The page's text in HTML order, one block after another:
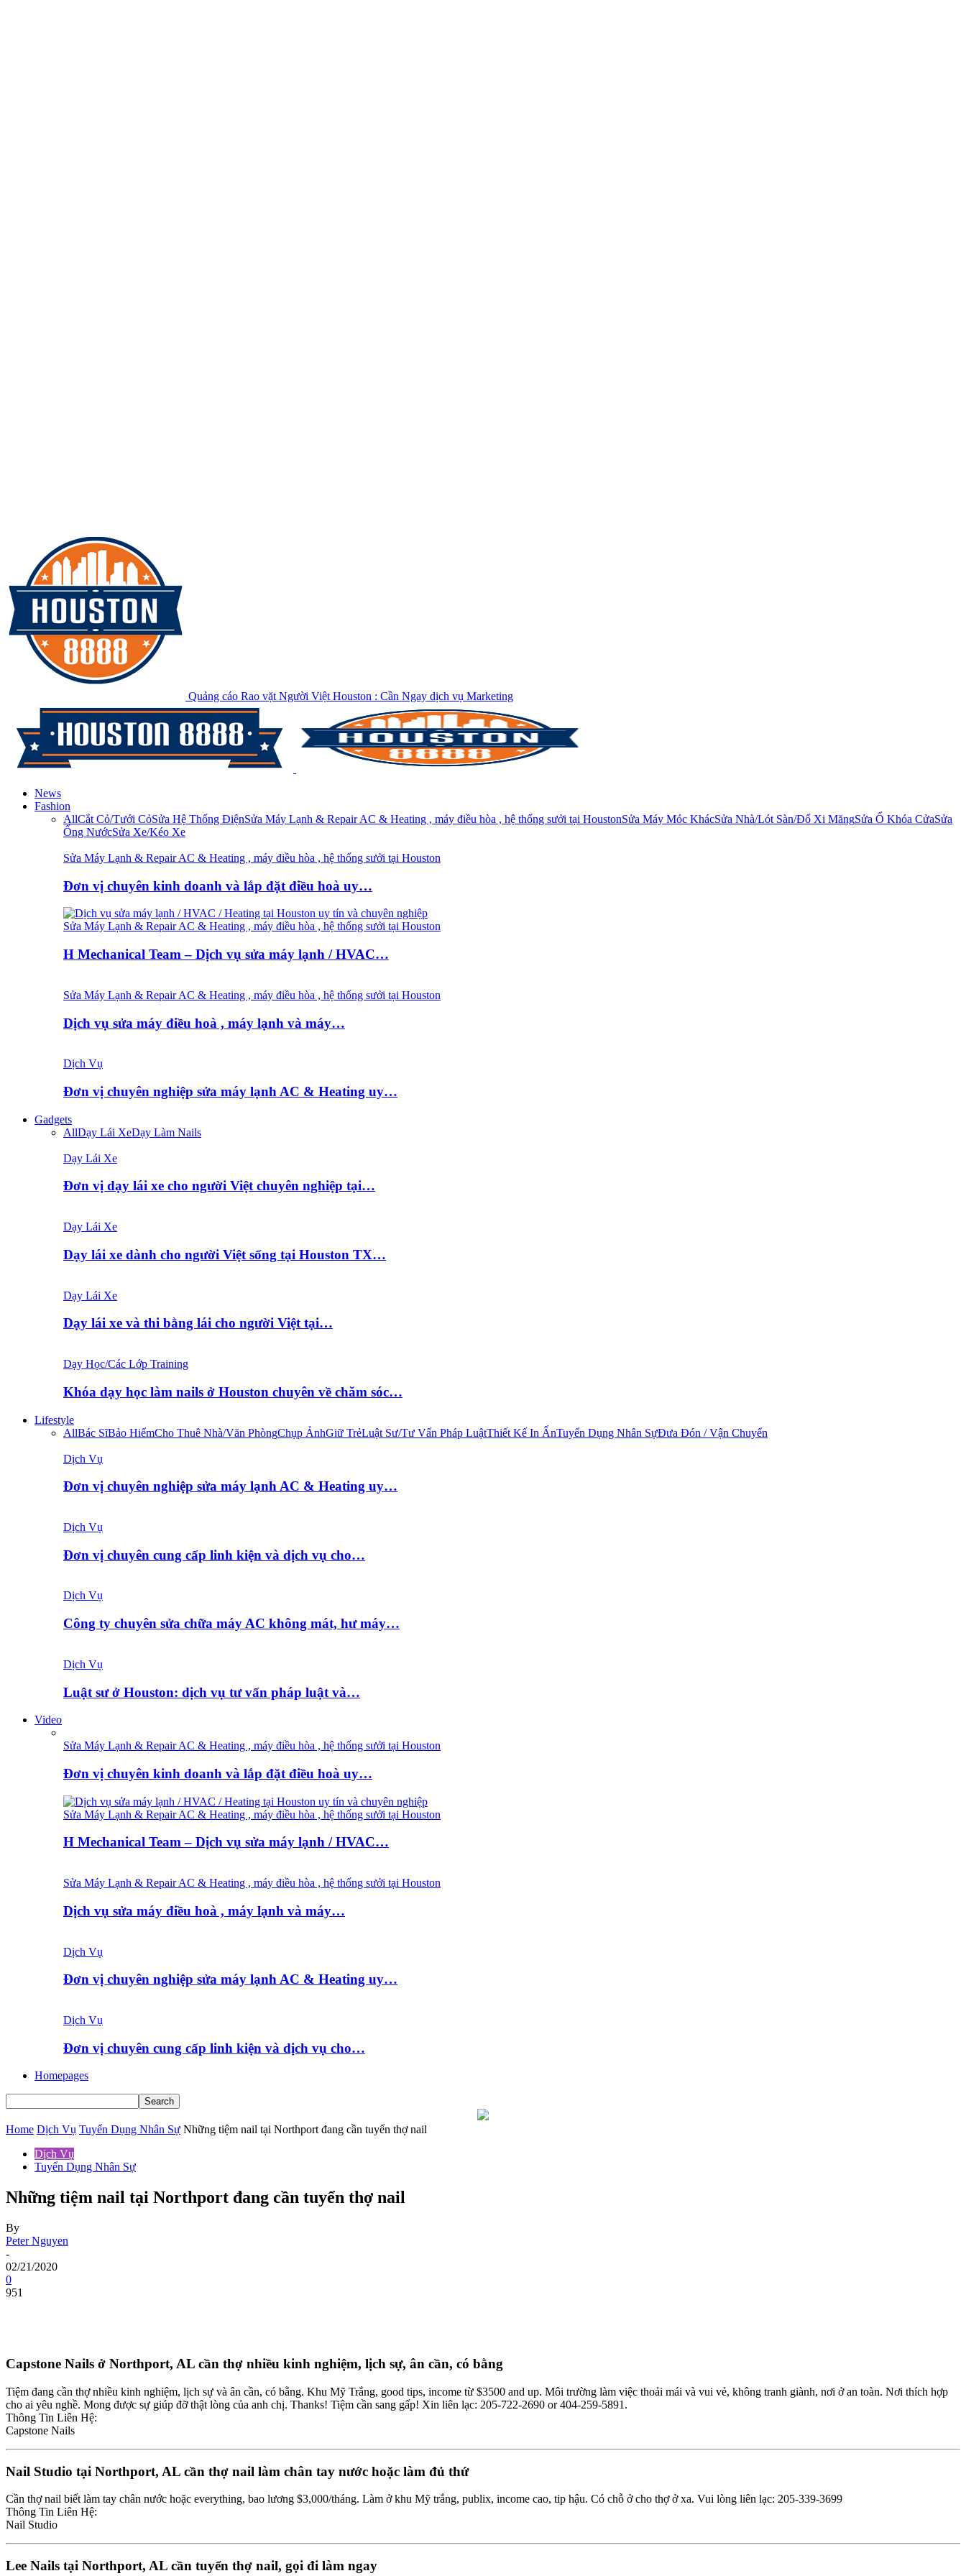
Quảng cáo Rao vặt Người Việt Houston : Cần Ngay dịch vụ Marketing
News
Fashion
AllCắt Cỏ/Tưới CỏSửa Hệ Thống ĐiệnSửa Máy Lạnh & Repair AC & Heating , máy điều hòa , hệ thống sưởi tại HoustonSửa Máy Móc KhácSửa Nhà/Lót Sàn/Đổ Xi MăngSửa Ổ Khóa CửaSửa
Ống NướcSửa Xe/Kéo Xe
Sửa Máy Lạnh & Repair AC & Heating , máy điều hòa , hệ thống sưởi tại Houston
Đơn vị chuyên kinh doanh và lắp đặt điều hoà uy…
Sửa Máy Lạnh & Repair AC & Heating , máy điều hòa , hệ thống sưởi tại Houston
H Mechanical Team – Dịch vụ sửa máy lạnh / HVAC…
Sửa Máy Lạnh & Repair AC & Heating , máy điều hòa , hệ thống sưởi tại Houston
Dịch vụ sửa máy điều hoà , máy lạnh và máy…
Dịch Vụ
Đơn vị chuyên nghiệp sửa máy lạnh AC & Heating uy…
Gadgets
AllDạy Lái XeDạy Làm Nails
Dạy Lái Xe
Đơn vị dạy lái xe cho người Việt chuyên nghiệp tại…
Dạy Lái Xe
Dạy lái xe dành cho người Việt sống tại Houston TX…
Dạy Lái Xe
Dạy lái xe và thi bằng lái cho người Việt tại…
Dạy Học/Các Lớp Training
Khóa dạy học làm nails ở Houston chuyên về chăm sóc…
Lifestyle
AllBác SĩBảo HiểmCho Thuê Nhà/Văn PhòngChụp ẢnhGiữ TrẻLuật Sư/Tư Vấn Pháp LuậtThiết Kế In ẤnTuyển Dụng Nhân SựĐưa Đón / Vận Chuyển
Dịch Vụ
Đơn vị chuyên nghiệp sửa máy lạnh AC & Heating uy…
Dịch Vụ
Đơn vị chuyên cung cấp linh kiện và dịch vụ cho…
Dịch Vụ
Công ty chuyên sửa chữa máy AC không mát, hư máy…
Dịch Vụ
Luật sư ở Houston: dịch vụ tư vấn pháp luật và…
Video
Sửa Máy Lạnh & Repair AC & Heating , máy điều hòa , hệ thống sưởi tại Houston
Đơn vị chuyên kinh doanh và lắp đặt điều hoà uy…
Sửa Máy Lạnh & Repair AC & Heating , máy điều hòa , hệ thống sưởi tại Houston
H Mechanical Team – Dịch vụ sửa máy lạnh / HVAC…
Sửa Máy Lạnh & Repair AC & Heating , máy điều hòa , hệ thống sưởi tại Houston
Dịch vụ sửa máy điều hoà , máy lạnh và máy…
Dịch Vụ
Đơn vị chuyên nghiệp sửa máy lạnh AC & Heating uy…
Dịch Vụ
Đơn vị chuyên cung cấp linh kiện và dịch vụ cho…
Homepages
Home Dịch Vụ Tuyển Dụng Nhân Sự Những tiệm nail tại Northport đang cần tuyển thợ nail
Dịch Vụ
Tuyển Dụng Nhân Sự
Những tiệm nail tại Northport đang cần tuyển thợ nail
By
Peter Nguyen
-
02/21/2020
0
951
Capstone Nails ở Northport, AL cần thợ nhiều kinh nghiệm, lịch sự, ân cần, có bằng
Tiệm đang cần thợ nhiều kinh nghiệm, lịch sự và ân cần, có bằng. Khu Mỹ Trắng, good tips, income từ $3500 and up. Môi trường làm việc thoải mái và vui vẻ, không tranh giành, nơi ở an toàn. Nơi thích hợp
cho ai yêu nghề. Mong được sự giúp đỡ thật lòng của anh chị. Thanks! Tiệm cần sang gấp! Xin liên lạc: 205-722-2690 or 404-259-5891.
Thông Tin Liên Hệ:
Capstone Nails
Nail Studio tại Northport, AL cần thợ nail làm chân tay nước hoặc làm đủ thứ
Cần thợ nail biết làm tay chân nước hoặc everything, bao lương $3,000/tháng. Làm ở khu Mỹ trắng, publix, income cao, tip hậu. Có chỗ ở cho thợ ở xa. Vui lòng liên lạc: 205-339-3699
Thông Tin Liên Hệ:
Nail Studio
Lee Nails tại Northport, AL cần tuyển thợ nail, gọi đi làm ngay